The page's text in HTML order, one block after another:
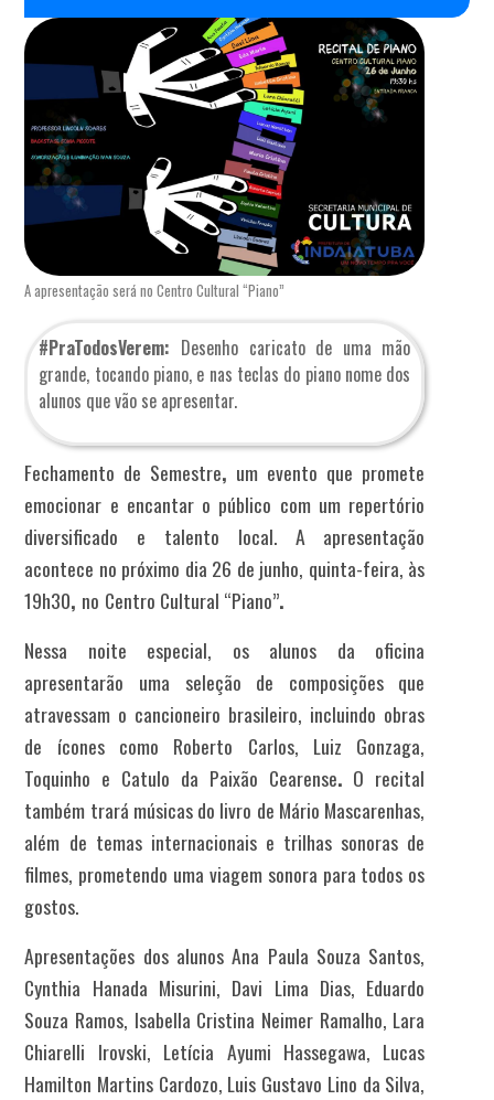
A apresentação será no Centro Cultural “Piano”
#PraTodosVerem: Desenho caricato de uma mão
grande, tocando piano, e nas teclas do piano nome dos
alunos que vão se apresentar.
Fechamento de Semestre, um evento que promete
emocionar e encantar o público com um repertório
diversificado e talento local. A apresentação
acontece no próximo dia 26 de junho, quinta-feira, às
19h30, no Centro Cultural “Piano”.
Nessa noite especial, os alunos da oficina
apresentarão uma seleção de composições que
atravessam o cancioneiro brasileiro, incluindo obras
de ícones como Roberto Carlos, Luiz Gonzaga,
Toquinho e Catulo da Paixão Cearense. O recital
também trará músicas do livro de Mário Mascarenhas,
além de temas internacionais e trilhas sonoras de
filmes, prometendo uma viagem sonora para todos os
gostos.
Apresentações dos alunos Ana Paula Souza Santos,
Cynthia Hanada Misurini, Davi Lima Dias, Eduardo
Souza Ramos, Isabella Cristina Neimer Ramalho, Lara
Chiarelli Irovski, Letícia Ayumi Hassegawa, Lucas
Hamilton Martins Cardozo, Luis Gustavo Lino da Silva,